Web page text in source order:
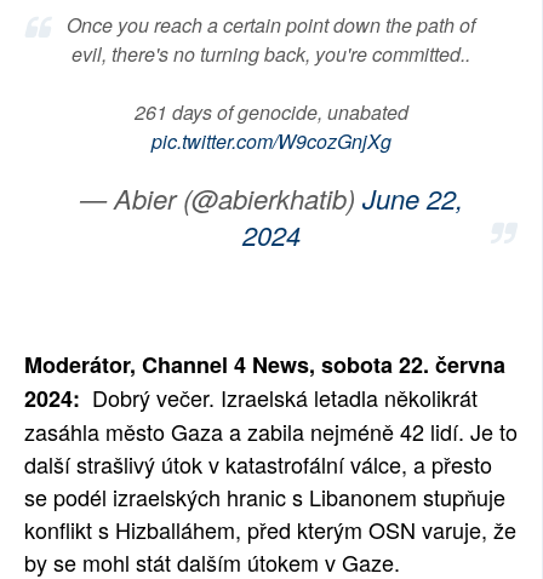
SOCIÁLNÍ SÍTĚ
RUBRIKY
PLNÁ VERZE STRÁNEK
Once you reach a certain point down the path of
evil, there's no turning back, you're committed..
261 days of genocide, unabated
pic.twitter.com/W9cozGnjXg
— Abier (@abierkhatib) June 22,
2024
Moderátor, Channel 4 News, sobota 22. června
2024: Dobrý večer. Izraelská letadla několikrát
zasáhla město Gaza a zabila nejméně 42 lidí. Je to
další strašlivý útok v katastrofální válce, a přesto
se podél izraelských hranic s Libanonem stupňuje
konflikt s Hizballáhem, před kterým OSN varuje, že
by se mohl stát dalším útokem v Gaze.